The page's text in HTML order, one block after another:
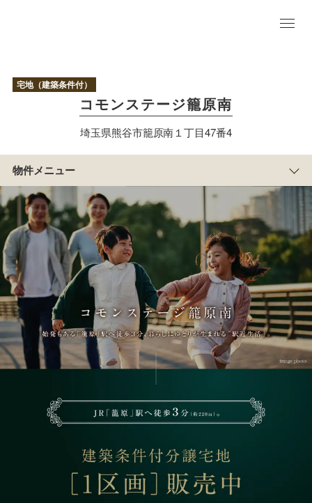
宅地（建築条件付）
コモンステージ籠原南
埼玉県熊谷市籠原南１丁目47番4
物件メニュー
TO
づくり
アクセス/周辺
マップ
まち
の紹
介
すまい
づくり
物
件
概
要